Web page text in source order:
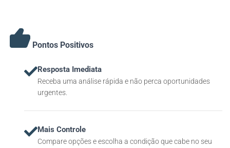
Pontos Positivos
Resposta Imediata
Receba uma análise rápida e não perca oportunidades
urgentes.
Mais Controle
Compare opções e escolha a condição que cabe no seu